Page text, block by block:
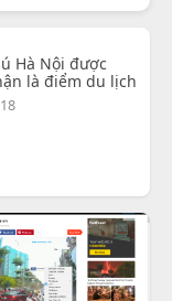
Hà Nội được
là điểm du lịch